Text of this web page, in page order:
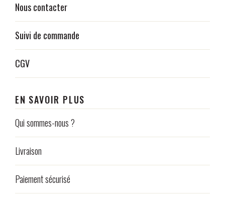
Nous contacter
Suivi de commande
CGV
EN SAVOIR PLUS
Qui sommes-nous ?
Livraison
Paiement sécurisé